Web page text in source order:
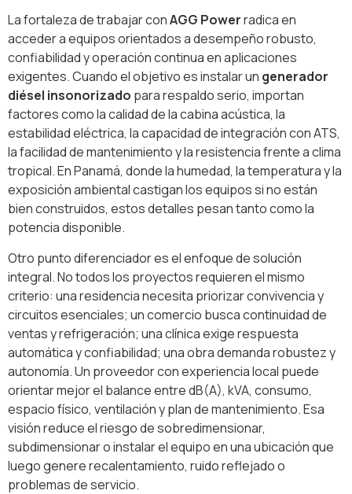
La fortaleza de trabajar conAGG Powerradica en
acceder a equipos orientados a desempeño robusto,
confiabilidad y operación continua en aplicaciones
exigentes. Cuando el objetivo es instalar un generador
diésel insonorizado para respaldo serio, importan
factores como la calidad de la cabina acústica, la
estabilidad eléctrica, la capacidad de integración con ATS,
la facilidad de mantenimiento y la resistencia frente a clima
tropical. En Panamá, donde la humedad, la temperatura y la
exposición ambiental castigan los equipos si no están
bien construidos, estos detalles pesan tanto como la
potencia disponible.
Otro punto diferenciador es el enfoque de solución
integral. No todos los proyectos requieren el mismo
criterio: una residencia necesita priorizar convivencia y
circuitos esenciales; un comercio busca continuidad de
ventas y refrigeración; una clínica exige respuesta
automática y confiabilidad; una obra demanda robustez y
autonomía. Un proveedor con experiencia local puede
orientar mejor el balance entre dB(A), kVA, consumo,
espacio físico, ventilación y plan de mantenimiento. Esa
visión reduce el riesgo de sobredimensionar,
subdimensionar o instalar el equipo en una ubicación que
luego genere recalentamiento, ruido reflejado o
problemas de servicio.